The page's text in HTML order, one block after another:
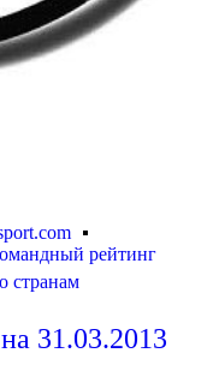
рейтинг
странам
31.03.2013